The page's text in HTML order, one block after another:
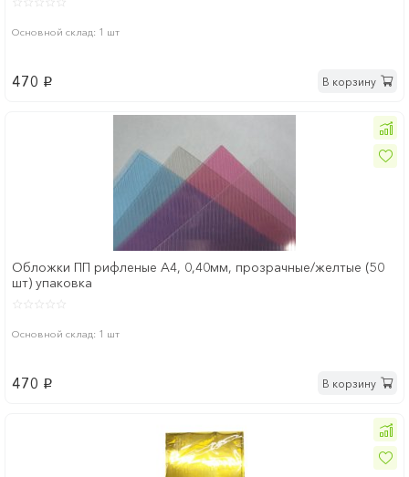
Основной склад: 1 шт
470 p В корзину
Обложки ПП рифленые А4, 0,40мм, прозрачные/желтые (50
шт) упаковка
Основной склад: 1 шт
470 p В корзину